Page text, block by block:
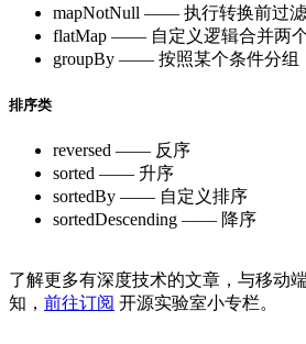
mapNotNull —— 执行转换前过
flatMap —— 自定义逻辑合并两个
groupBy —— 按照某个条件分组
排序类
reversed —— 反序
sorted —— 升序
sortedBy —— 自定义排序
sortedDescending —— 降序
了解更多有深度技术的文章，与移动
知， 前往订阅 开源实验室小专栏。